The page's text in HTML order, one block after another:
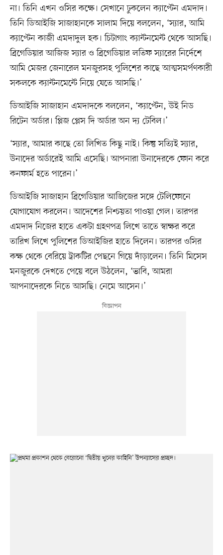
না। তিনি এখন ওসির কক্ষে। সেখানে ঢুকলেন ক্যাপ্টেন এমদাদ।
তিনি ডিআইজি সাজাহানকে সালাম দিয়ে বললেন, ‘স্যার, আমি
ক্যাপ্টেন কাজী এমদাদুল হক। চিটাগাং ক্যান্টনমেন্ট থেকে আসছি।
ব্রিগেডিয়ার আজিজ স্যার ও ব্রিগেডিয়ার লতিফ স্যারের নির্দেশে
আমি মেজর জেনারেল মনজুরসহ পুলিশের কাছে আত্মসমর্পণকারী
সকলকে ক্যান্টনমেন্টে নিয়ে যেতে আসছি।’
ডিআইজি সাজাহান এমদাদকে বললেন, ‘ক্যাপ্টেন, উই নিড
রিটেন অর্ডার। প্লিজ প্লেস দি অর্ডার অন দ্য টেবিল।’
‘স্যার, আমার কাছে তো লিখিত কিছু নাই। কিন্তু সত্যিই স্যার,
উনাদের অর্ডারেই আমি এসেছি। আপনারা উনাদেরকে ফোন করে
কনফার্ম হতে পারেন।’
ডিআইজি সাজাহান ব্রিগেডিয়ার আজিজের সঙ্গে টেলিফোনে
যোগাযোগ করলেন। আদেশের নিশ্চয়তা পাওয়া গেল। তারপর
এমদাদ নিজের হাতে একটা গ্রহণপত্র লিখে তাতে স্বাক্ষর করে
তারিখ লিখে পুলিশের ডিআইজির হাতে দিলেন। তারপর ওসির
কক্ষ থেকে বেরিয়ে ট্রাকটির পেছনে গিয়ে দাঁড়ালেন। তিনি মিসেস
মনজুরকে দেখতে পেয়ে বলে উঠলেন, ‘ভাবি, আমরা
আপনাদেরকে নিতে আসছি। নেমে আসেন।’